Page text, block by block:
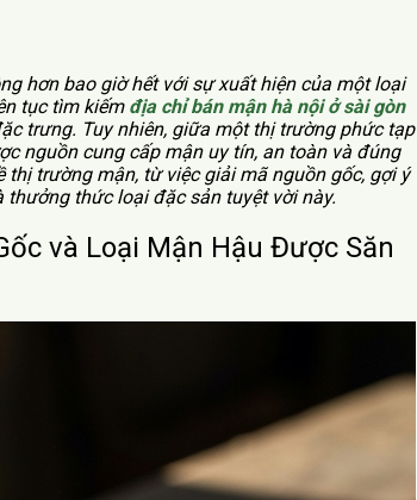
hơn bao giờ hết với sự xuất hiện của một loại
tục tìm kiếm địa chỉ bán mận hà nội ở sài gòn
trưng. Tuy nhiên, giữa một thị trường phức tạp
nguồn cung cấp mận uy tín, an toàn và đúng
trường mận, từ việc giải mã nguồn gốc, gợi ý
thức loại đặc sản tuyệt vời này.
và Loại Mận Hậu Được Săn